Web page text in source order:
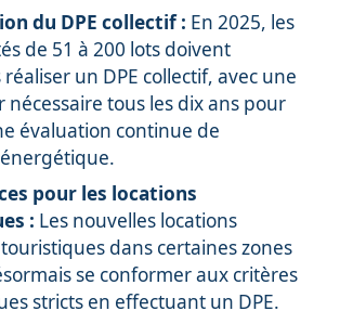
du DPE collectif : En 2025, les
de 51 à 200 lots doivent
un DPE collectif, avec une
nécessaire tous les dix ans pour
évaluation continue de
pour les locations
: Les nouvelles locations
dans certaines zones
se conformer aux critères
stricts en effectuant un DPE.